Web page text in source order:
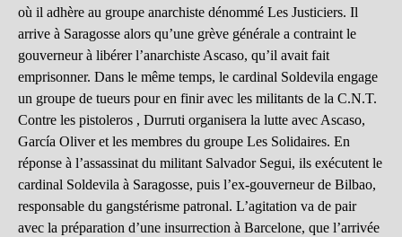
où il adhère au groupe anarchiste dénommé Les Justiciers. Il
arrive à Saragosse alors qu’une grève générale a contraint le
gouverneur à libérer l’anarchiste Ascaso, qu’il avait fait
emprisonner. Dans le même temps, le cardinal Soldevila engage
un groupe de tueurs pour en finir avec les militants de la C.N.T.
Contre les pistoleros , Durruti organisera la lutte avec Ascaso,
García Oliver et les membres du groupe Les Solidaires. En
réponse à l’assassinat du militant Salvador Segui, ils exécutent le
cardinal Soldevila à Saragosse, puis l’ex-gouverneur de Bilbao,
responsable du gangstérisme patronal. L’agitation va de pair
avec la préparation d’une insurrection à Barcelone, que l’arrivée